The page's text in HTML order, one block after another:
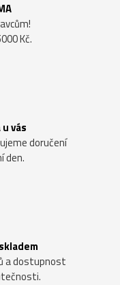
Kč.
vás
doručení
den.
a dostupnost